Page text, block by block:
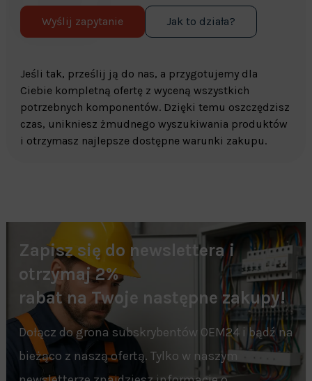
Wyślij zapytanie Jak to działa?
Jeśli tak, prześlij ją do nas, a przygotujemy dla
Ciebie kompletną ofertę z wyceną wszystkich
potrzebnych komponentów. Dzięki temu oszczędzisz
czas, unikniesz żmudnego wyszukiwania produktów
i otrzymasz najlepsze dostępne warunki zakupu.
Zapisz się do newslettera i
otrzymaj 2%
rabat na Twoje następne zakupy!
Dołącz do grona subskrybentów OEM24 i bądź na
bieżąco z naszą ofertą. Tylko w naszym